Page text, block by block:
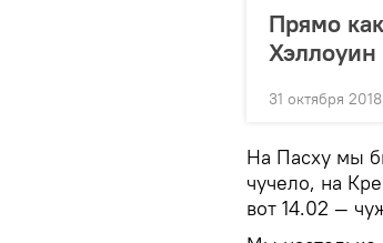
Прямо
31 октября
На Пасху мы
чучело, на
вот 14.02 —